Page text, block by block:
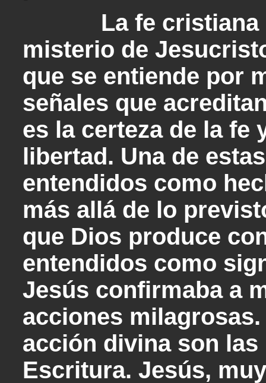
La fe cristiana se
misterio de
que se entiende por
señales que
es la certeza de la fe
libertad. Una de
entendidos como
más allá de lo
que Dios produce
entendidos como
Jesús confirmaba a
acciones
acción divina son
Escritura. Jesús,